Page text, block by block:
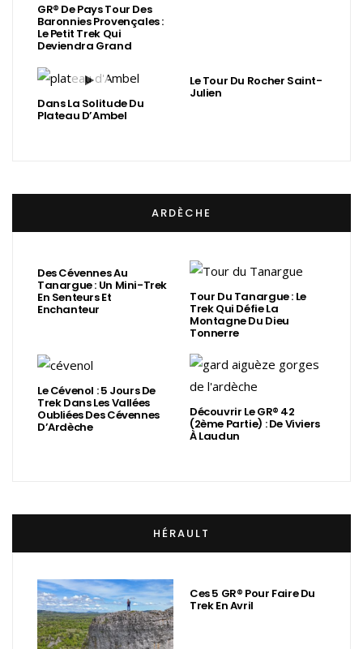
GR® De Pays Tour Des
Baronnies Provençales :
Le Petit Trek Qui
Deviendra Grand
Dans La Solitude Du
Plateau D’Ambel
Le Tour Du Rocher Saint-
Julien
ARDÈCHE
Des Cévennes Au
Tanargue : Un Mini-Trek
En Senteurs Et
Enchanteur
Tour Du Tanargue : Le
Trek Qui Défie La
Montagne Du Dieu
Tonnerre
Le Cévenol : 5 Jours De
Trek Dans Les Vallées
Oubliées Des Cévennes
D’Ardèche
Découvrir Le GR® 42
(2ème Partie) : De Viviers
À Laudun
HÉRAULT
Ces 5 GR® Pour Faire Du
Trek En Avril